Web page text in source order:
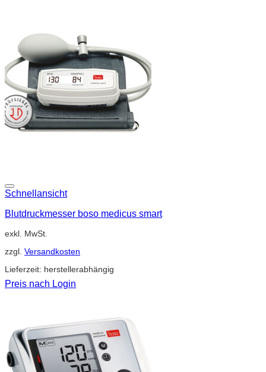
Schnellansicht
Blutdruckmesser boso medicus smart
exkl. MwSt.
zzgl. Versandkosten
Lieferzeit: herstellerabhängig
Preis nach Login